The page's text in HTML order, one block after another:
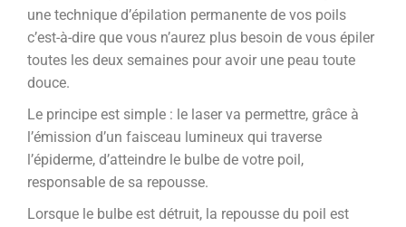
une technique d’épilation permanente de vos poils
c’est-à-dire que vous n’aurez plus besoin de vous épiler
toutes les deux semaines pour avoir une peau toute
douce.
Le principe est simple : le laser va permettre, grâce à
l’émission d’un faisceau lumineux qui traverse
l’épiderme, d’atteindre le bulbe de votre poil,
responsable de sa repousse.
Lorsque le bulbe est détruit, la repousse du poil est